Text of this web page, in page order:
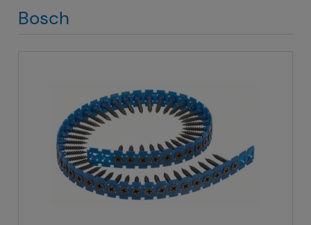
Bosch